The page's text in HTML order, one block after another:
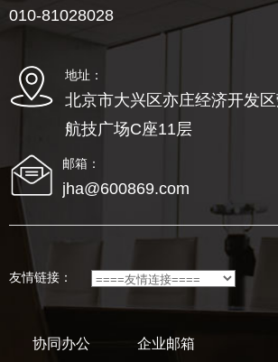
010-81028028
地址：
北京市大兴区亦庄经济开发
航技广场C座11层
邮箱：
jha@600869.com
友情链接：
协同办公 企业邮箱